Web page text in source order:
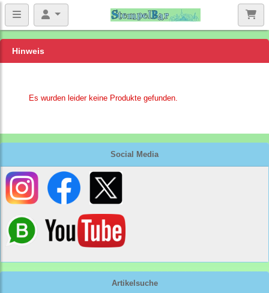
Social Media
Artikelsuche
Hinweis
Es wurden leider keine Produkte gefunden.